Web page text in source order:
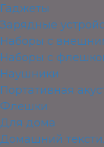
Гаджеты
Зарядные
Наборы с
Наборы с
Наушники
Портативная
Флешки
Для дома
Домашний